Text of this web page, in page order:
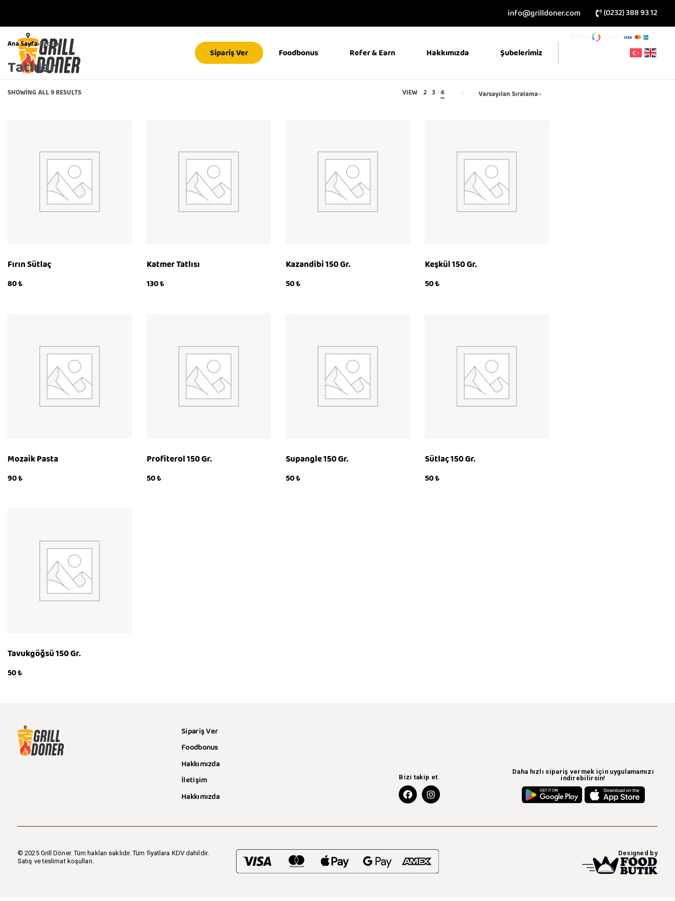
info@grilldoner.com (0232) 388 93 12
Sipariş Ver Foodbonus Refer & Earn Hakkımızda Şubelerimiz
Ana Sayfa›Tatlılar
Tatlılar
SHOWING ALL 9 RESULTS VIEW 2 3 4 Varsayılan Sıralama
Fırın Sütlaç
80₺
Katmer Tatlısı
130₺
Kazandibi 150 Gr.
50₺
Keşkül 150 Gr.
50₺
Mozaik Pasta
90₺
Profiterol 150 Gr.
50₺
Supangle 150 Gr.
50₺
Sütlaç 150 Gr.
50₺
Tavukgöğsü 150 Gr.
50₺
KÖP
Sipariş Ver
Foodbonus
Hakkımızda
İletişim
Hakkımızda
Bizi takip et.
Daha hızlı sipariş vermek için uygulamamızı
indirebilirsin!
© 2025 Grill Döner. Tüm hakları saklıdır. Tüm fiyatlara KDV dahildir.
Satış ve teslimat koşulları.
Designed by